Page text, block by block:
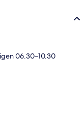
06.30–10.30